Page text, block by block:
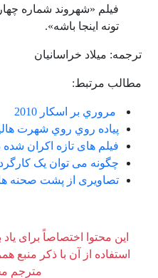
فیلم «شهروند شماره
تونه اینجا باشه».
ترجمه: میلاد خراسانیان
مطالب مرتبط:
مروري بر اسكار 2010
پياده روي روي شهرت
فیلم های تازه اکران شده در 16 می
چگونه می توان یک
تصاویری از پشت صحنه
این محتوا اختصاصاً برای
استفاده از آن با ذکر منبع
مترجم